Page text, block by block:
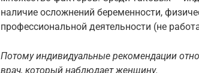
наличие осложнений беременности,
профессиональной деятельности (не
Потому индивидуальные рекомендации
врач, который наблюдает женщину.